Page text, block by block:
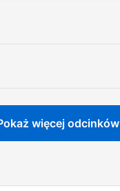
więcej odcinków